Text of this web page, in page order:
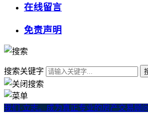
在线留言
免责声明
搜索关键字
我们·立志。成为真正专业的房产交易顾问